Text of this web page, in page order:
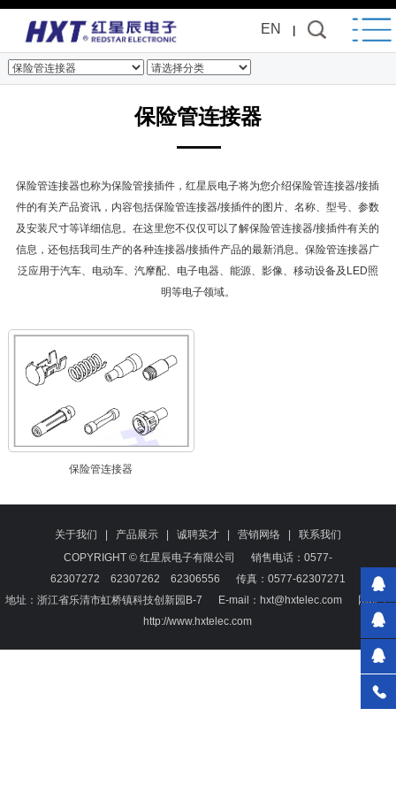
EN |
保险管连接器
保险管连接器也称为保险管接插件，红星辰电子将为您介绍保险管连接器/接插
件的有关产品资讯，内容包括保险管连接器/接插件的图片、名称、型号、参数
及安装尺寸等详细信息。在这里您不仅仅可以了解保险管连接器/接插件有关的
信息，还包括我司生产的各种连接器/接插件产品的最新消息。保险管连接器广
泛应用于汽车、电动车、汽摩配、电子电器、能源、影像、移动设备及LED照
明等电子领域。
保险管连接器
关于我们 产品展示 诚聘英才 营销网络
联系我们
COPYRIGHT © 红星辰电子有限公司
销售电话：0577-
62307272 62307262 62306556 传真：0577-62307271
地址：浙江省乐清市虹桥镇科技创新园B-7 E-mail：hxt@hxtelec.com 网址：
http://www.hxtelec.com